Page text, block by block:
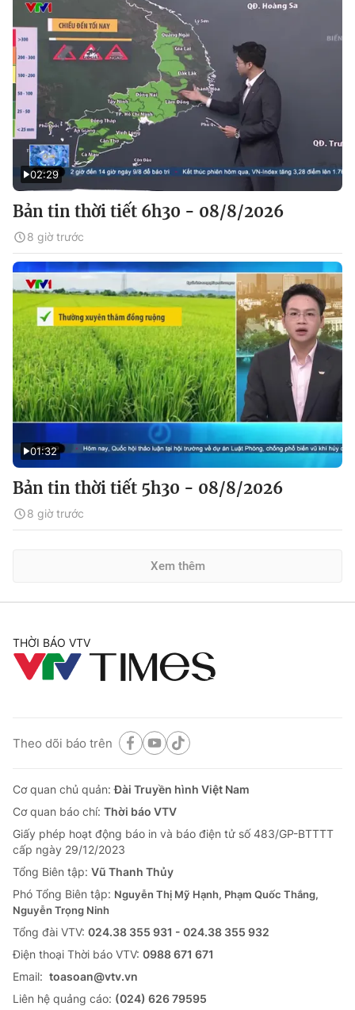
02:29
Bản tin thời tiết 6h30 - 08/8/2026
8 giờ trước
01:32
Bản tin thời tiết 5h30 - 08/8/2026
8 giờ trước
Xem thêm
THỜI BÁO VTV
Theo dõi báo trên
Cơ quan chủ quản:Đài Truyền hình Việt Nam
Cơ quan báo chí: Thời báo VTV
Giấy phép hoạt động báo in và báo điện tử số 483/GP-BTTTT
cấp ngày 29/12/2023
Tổng Biên tập: Vũ Thanh Thủy
Phó Tổng Biên tập: Nguyễn Thị Mỹ Hạnh, Phạm Quốc Thắng,
Nguyễn Trọng Ninh
Tổng đài VTV: 024.38 355 931 - 024.38 355 932
Ðiện thoại Thời báo VTV: 0988 671 671
Email: toasoan@vtv.vn
Liên hệ quảng cáo: (024) 626 79595